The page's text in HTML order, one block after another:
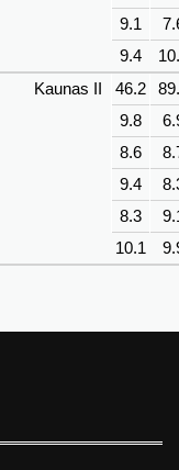
9.1
9.4
Kaunas II 46.2
9.8
8.6
9.4
8.3
10.1